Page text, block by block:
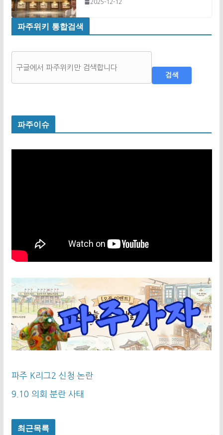
2025-12-12
파주위키 통합검색
검색
파주이슈
파주 K리그2 신청 논란
9.10 의회 분란 사태
최근목록